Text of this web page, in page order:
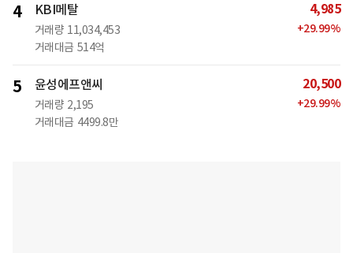
4 KBI메탈
거래량 11,034,453
거래대금 514억
4,985
+29.99%
5 윤성에프앤씨
거래량 2,195
거래대금 4499.8만
20,500
+29.99%